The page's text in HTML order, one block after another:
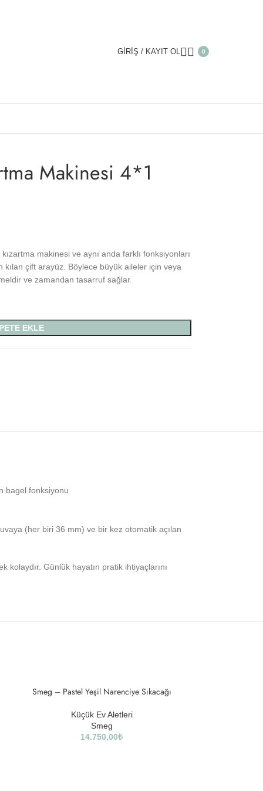
GIRIŞ / KAYIT OL 0
Makinesi 4*1 Siyah
Makinesi 4*1
makinesi ve aynı anda farklı fonksiyonları
kılan çift arayüz. Böylece büyük aileler için veya
ve zamandan tasarruf sağlar.
EKLE
bagel fonksiyonu
(her biri 36 mm) ve bir kez otomatik açılan
kolaydır. Günlük hayatın pratik ihtiyaçlarını
SOLD
Smeg – Pastel Yeşil Narenciye Sıkacağı
Küçük Ev Aletleri
Smeg
14.750,00₺